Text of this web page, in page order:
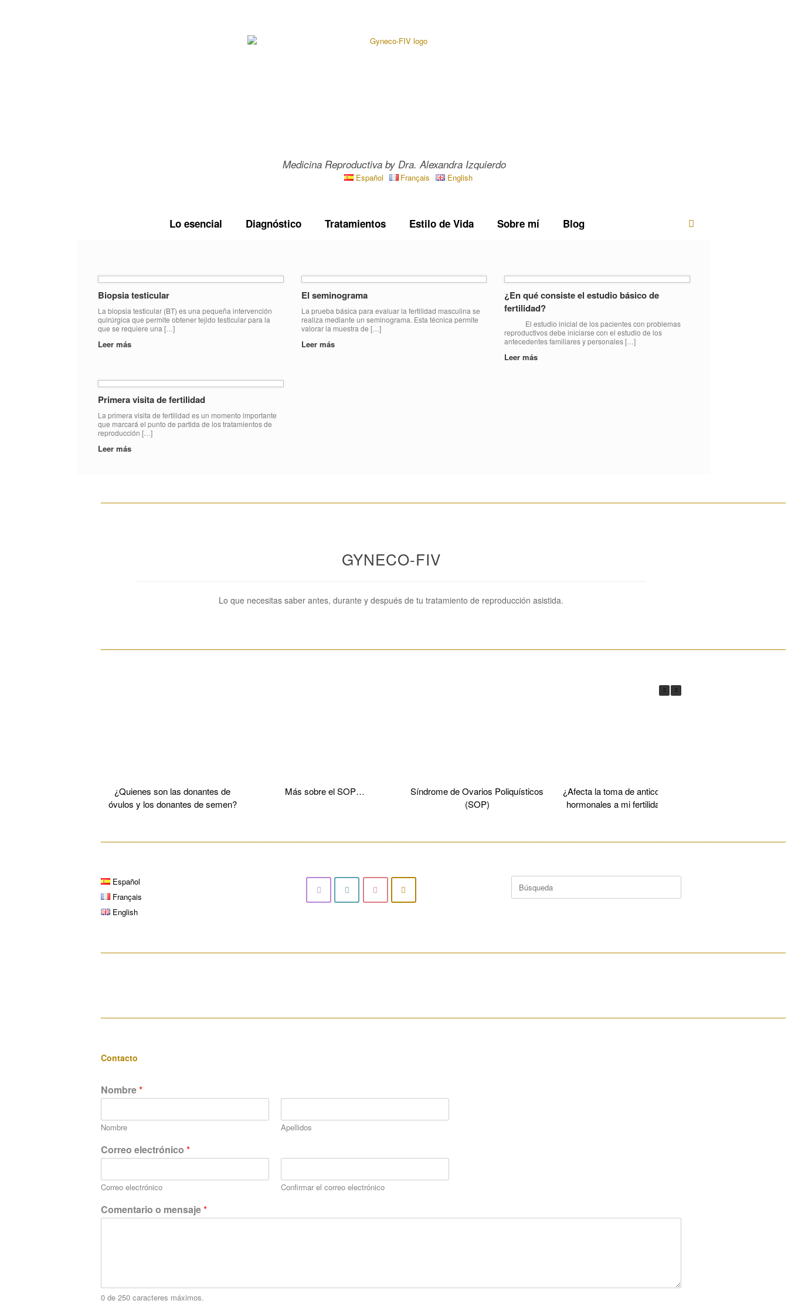
Medicina Reproductiva by Dra. Alexandra Izquierdo
Español Français English
Lo esencial Diagnóstico Tratamientos Estilo de Vida Sobre mí Blog
Biopsia testicular
La biopsia testicular (BT) es una pequeña intervención
quirúrgica que permite obtener tejido testicular para la
que se requiere una […]
Leer más
El seminograma
La prueba básica para evaluar la fertilidad masculina se
realiza mediante un seminograma. Esta técnica permite
valorar la muestra de […]
Leer más
¿En qué consiste el estudio básico de
fertilidad?
El estudio inicial de los pacientes con problemas
reproductivos debe iniciarse con el estudio de los
antecedentes familiares y personales […]
Leer más
Primera visita de fertilidad
La primera visita de fertilidad es un momento importante
que marcará el punto de partida de los tratamientos de
reproducción […]
Leer más
GYNECO-FIV
Lo que necesitas saber antes, durante y después de tu tratamiento de reproducción asistida.
¿Quienes son las donantes de
óvulos y los donantes de semen?
Más sobre el SOP…
Síndrome de Ovarios Poliquísticos
(SOP)
¿Afecta la toma de anticonceptivos
hormonales a mi fertilidad futura?
Español
Français
English
Contacto
Nombre*
Nombre Apellidos
N
o
b
r
m
e
C
Correo electrónico *
Correo electrónico Confirmar el correo electrónico
Comentario o mensaje*
0 de 250 caracteres máximos.